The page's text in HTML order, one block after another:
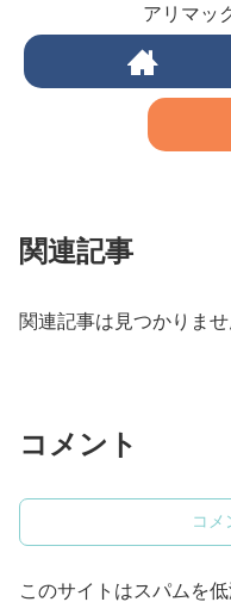
アリマッ
関連記事
関連記事は見つかりませ
コメント
コメ
このサイトはスパムを